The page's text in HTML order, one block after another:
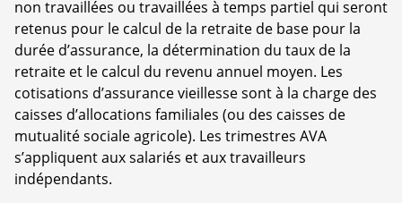
non travaillées ou travaillées à temps partiel qui seront
retenus pour le calcul de la retraite de base pour la
durée d’assurance, la détermination du taux de la
retraite et le calcul du revenu annuel moyen. Les
cotisations d’assurance vieillesse sont à la charge des
caisses d’allocations familiales (ou des caisses de
mutualité sociale agricole). Les trimestres AVA
s’appliquent aux salariés et aux travailleurs
indépendants.